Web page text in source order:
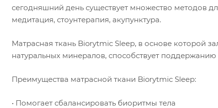
сегодняшний день существует множество методов
медитация, стоунтерапия, акупунктура.
Матрасная ткань Biorytmic Sleep, в основе которой
натуральных минералов, способствует
Преимущества матрасной ткани Biorytmic Sleep:
• Помогает сбалансировать биоритмы тела